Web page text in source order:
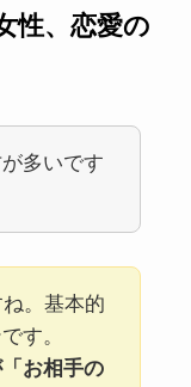
性、恋愛の
多いです
。基本的
す。
お相手の